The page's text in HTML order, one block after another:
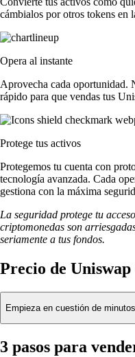
cámbialos por otros tokens en
Opera al instante
Aprovecha cada oportunidad.
rápido para que vendas tus
Protege tus activos
Protegemos tu cuenta con
tecnología avanzada. Cada
gestiona con la máxima
La seguridad protege tu
criptomonedas son
seriamente a tus fondos.
Precio de
Empieza en cuestión de minutos
3 pasos para